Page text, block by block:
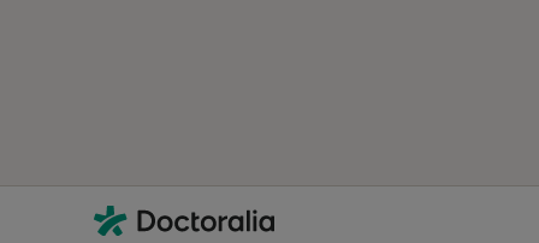
Contacto
Doctoralia - Página de inicio